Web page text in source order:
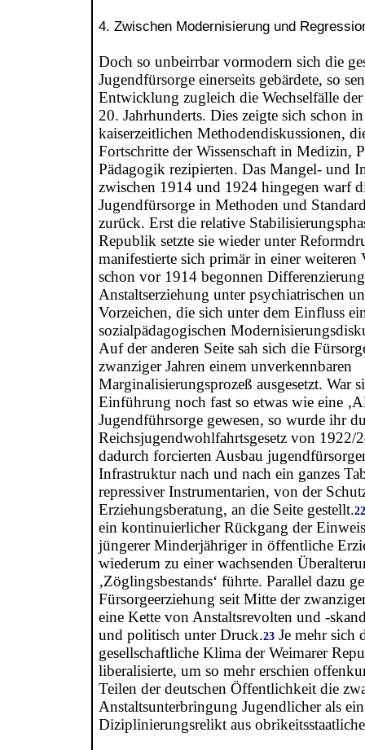
4. Zwischen Modernisierung und
Doch so unbeirrbar vormodern sich die
Jugendfürsorge einerseits gebärdete, so
Entwicklung zugleich die Wechselfälle der
20. Jahrhunderts. Dies zeigte sich schon
kaiserzeitlichen Methodendiskussionen,
Fortschritte der Wissenschaft in Medizin,
Pädagogik rezipierten. Das Mangel- und
zwischen 1914 und 1924 hingegen warf
Jugendfürsorge in Methoden und
zurück. Erst die relative
Republik setzte sie wieder unter
manifestierte sich primär in einer weiteren
schon vor 1914 begonnen
Anstaltserziehung unter psychiatrischen
Vorzeichen, die sich unter dem Einfluss
sozialpädagogischen
Auf der anderen Seite sah sich die
zwanziger Jahren einem unverkennbaren
Marginalisierungsprozeß ausgesetzt. War
Einführung noch fast so etwas wie eine
Jugendführsorge gewesen, so wurde ihr
Reichsjugendwohlfahrtsgesetz von 1922/
dadurch forcierten Ausbau
Infrastruktur nach und nach ein ganzes
repressiver Instrumentarien, von der
Erziehungsberatung, an die Seite gestellt.22
ein kontinuierlicher Rückgang der
jüngerer Minderjähriger in öffentliche
wiederum zu einer wachsenden
‚Zöglingsbestands‘ führte. Parallel dazu
Fürsorgeerziehung seit Mitte der
eine Kette von Anstaltsrevolten und -
und politisch unter Druck.23 Je mehr sich
gesellschaftliche Klima der Weimarer
liberalisierte, um so mehr erschien
Teilen der deutschen Öffentlichkeit die
Anstaltsunterbringung Jugendlicher als ein
Diziplinierungsrelikt aus